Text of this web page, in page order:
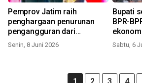
Pemprov Jatim raih
penghargaan penurunan
pengangguran dari
Kemendagri
Senin, 8 Juni 2026
Bupati
BPR-
Sabtu, 6